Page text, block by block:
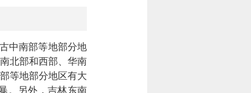
中南部等地部分地
北部和西部、华南
等地部分地区有大
。另外，吉林东南